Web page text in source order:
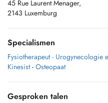
offrons des soins sur mesure
accessible depuis le Grund, la
funiculaire). Parking à proximité.
Doctena.
45 Rue Laurent Menager,
2143 Luxemburg
Specialismen
Fysiotherapeut - Urogynecologie
Kinesist - Osteopaat
Gesproken talen